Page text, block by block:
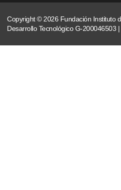
Copyright © 2026 Fundación Instituto
Desarrollo Tecnológico G-200046503